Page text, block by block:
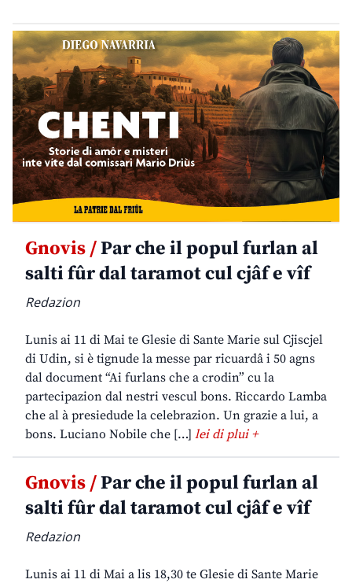
Gnovis /Par che il popul furlan al
salti fûr dal taramot cul cjâf e vîf
Redazion
Lunis ai 11 di Mai te Glesie di Sante Marie sul Cjiscjel
di Udin, si è tignude la messe par ricuardâ i 50 agns
dal document “Ai furlans che a crodin” cu la
partecipazion dal nestri vescul bons. Riccardo Lamba
che al à presiedude la celebrazion. Un grazie a lui, a
bons. Luciano Nobile che […] lei di plui +
Gnovis /Par che il popul furlan al
salti fûr dal taramot cul cjâf e vîf
Redazion
Lunis ai 11 di Mai a lis 18,30 te Glesie di Sante Marie